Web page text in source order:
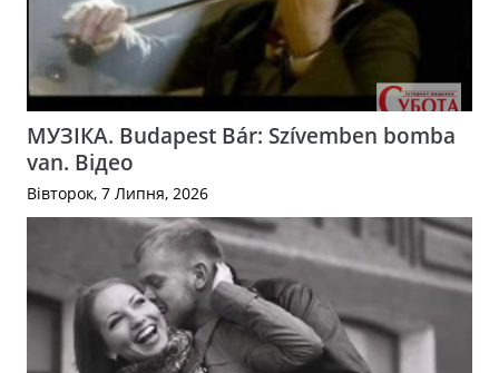
МУЗІКА. Budapest Bár: Szívemben bomba
van. Відео
Вівторок, 7 Липня, 2026